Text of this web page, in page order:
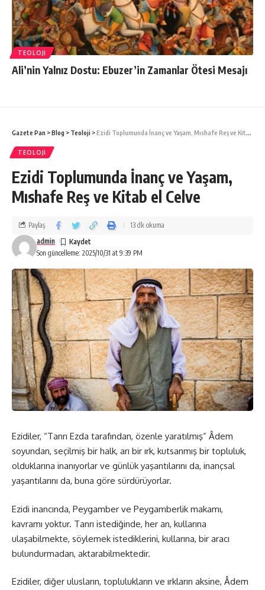
TEOLOJI
Ali’nin Yalnız Dostu: Ebuzer’in Zamanlar Ötesi Mesajı
Gazete Pan >Blog > Teoloji >Ezidi Toplumunda İnanç ve Yaşam, Mıshafe Reş ve Kitab el Celve
TEOLOJI
Ezidi Toplumunda İnanç ve Yaşam,
Mıshafe Reş ve Kitab el Celve
Son güncelleme: 2025/10/31 at 9:39 PM
admin
Paylaş 13 dk okuma
Ezidiler, “Tanrı Ezda tarafından, özenle yaratılmış” Âdem
soyundan, seçilmiş bir halk, arı bir ırk, kutsanmış bir topluluk,
olduklarına inanıyorlar ve günlük yaşantılarını da, inançsal
yaşantılarını da, buna göre sürdürüyorlar.
Ezidi inancında, Peygamber ve Peygamberlik makamı,
kavramı yoktur. Tanrı istediğinde, her an, kullarına
ulaşabilmekte, söylemek istediklerini, kullarına, bir aracı
bulundurmadan, aktarabilmektedir.
Ezidiler, diğer ulusların, toplulukların ve ırkların aksine, Âdem